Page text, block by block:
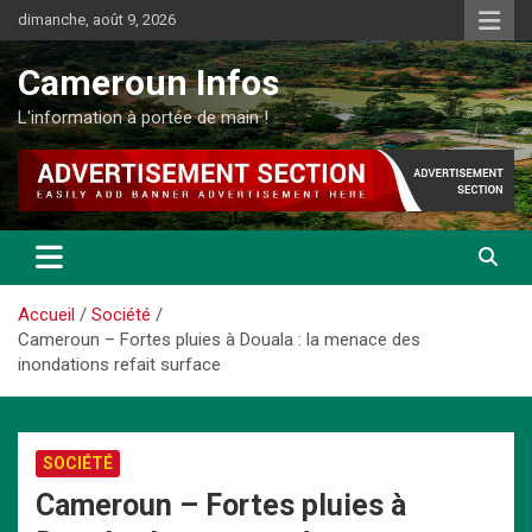
Aller
au
contenu
dimanche, août 9, 2026
Cameroun Infos
L'information à portée de main !
Accueil
Société
Cameroun – Fortes pluies à Douala : la menace des
inondations refait surface
SOCIÉTÉ
Cameroun – Fortes pluies à